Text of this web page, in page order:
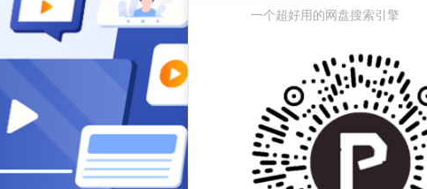
一个超好用的网盘搜索引擎